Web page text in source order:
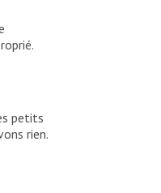
petits
rien.